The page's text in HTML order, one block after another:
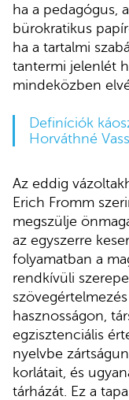
ha a pedagógus,
bürokratikus
ha a tartalmi
tantermi jelenlét
mindeközben
Definíciók
Horváthné
Az eddig
Erich Fromm
megszülje
az egyszerre
folyamatban a
rendkívüli
hasznosságon,
egzisztenciális
nyelvbe
korlátait, és
tárházát. Ez a